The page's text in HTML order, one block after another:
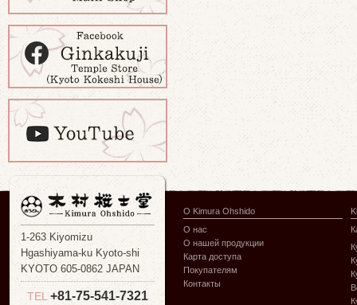
1-263 Kiyomizu
Hgashiyama-ku Kyoto-shi
KYOTO 605-0862 JAPAN
TEL +81-75-541-7321
О Kimura Ohshido
О нас
О нашей продукции
Карта доступа
Покупателям
Контакты